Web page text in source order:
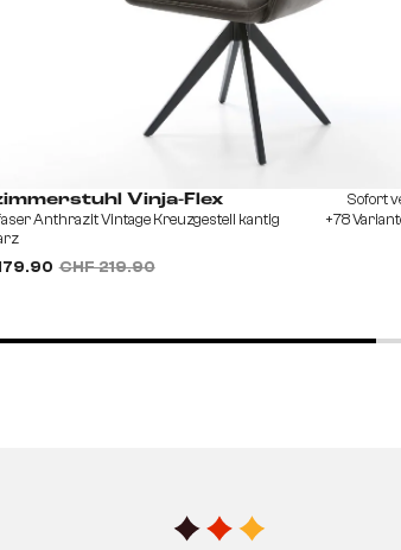
Vinja-Flex
Anthrazit Vintage Kreuzgestell kantig
CHF 219.90
Sofort
+78